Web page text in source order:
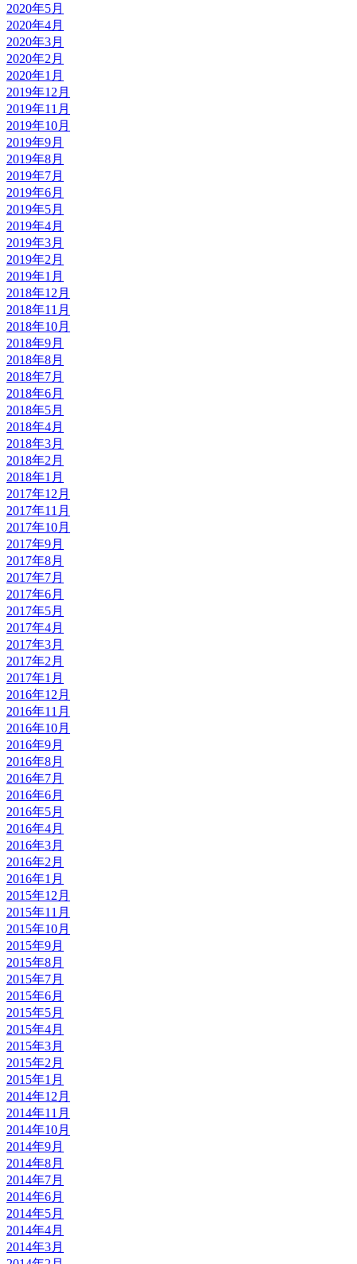
2020年5月
2020年4月
2020年3月
2020年2月
2020年1月
2019年12月
2019年11月
2019年10月
2019年9月
2019年8月
2019年7月
2019年6月
2019年5月
2019年4月
2019年3月
2019年2月
2019年1月
2018年12月
2018年11月
2018年10月
2018年9月
2018年8月
2018年7月
2018年6月
2018年5月
2018年4月
2018年3月
2018年2月
2018年1月
2017年12月
2017年11月
2017年10月
2017年9月
2017年8月
2017年7月
2017年6月
2017年5月
2017年4月
2017年3月
2017年2月
2017年1月
2016年12月
2016年11月
2016年10月
2016年9月
2016年8月
2016年7月
2016年6月
2016年5月
2016年4月
2016年3月
2016年2月
2016年1月
2015年12月
2015年11月
2015年10月
2015年9月
2015年8月
2015年7月
2015年6月
2015年5月
2015年4月
2015年3月
2015年2月
2015年1月
2014年12月
2014年11月
2014年10月
2014年9月
2014年8月
2014年7月
2014年6月
2014年5月
2014年4月
2014年3月